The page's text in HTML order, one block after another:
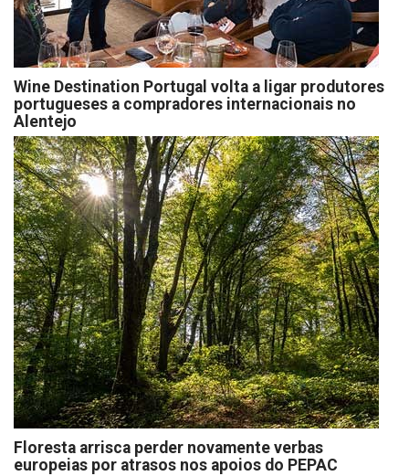
Wine Destination Portugal volta a ligar produtores
portugueses a compradores internacionais no
Alentejo
Floresta arrisca perder novamente verbas
europeias por atrasos nos apoios do PEPAC